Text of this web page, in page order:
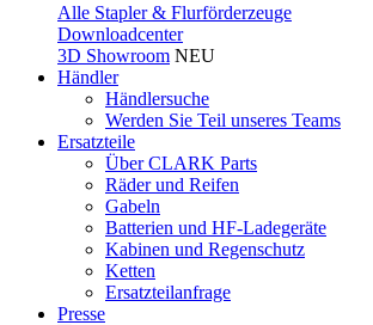
Alle Stapler & Flurförderzeuge
Downloadcenter
3D Showroom NEU
Händler
Händlersuche
Werden Sie Teil unseres Teams
Ersatzteile
Über CLARK Parts
Räder und Reifen
Gabeln
Batterien und HF-Ladegeräte
Kabinen und Regenschutz
Ketten
Ersatzteilanfrage
Presse